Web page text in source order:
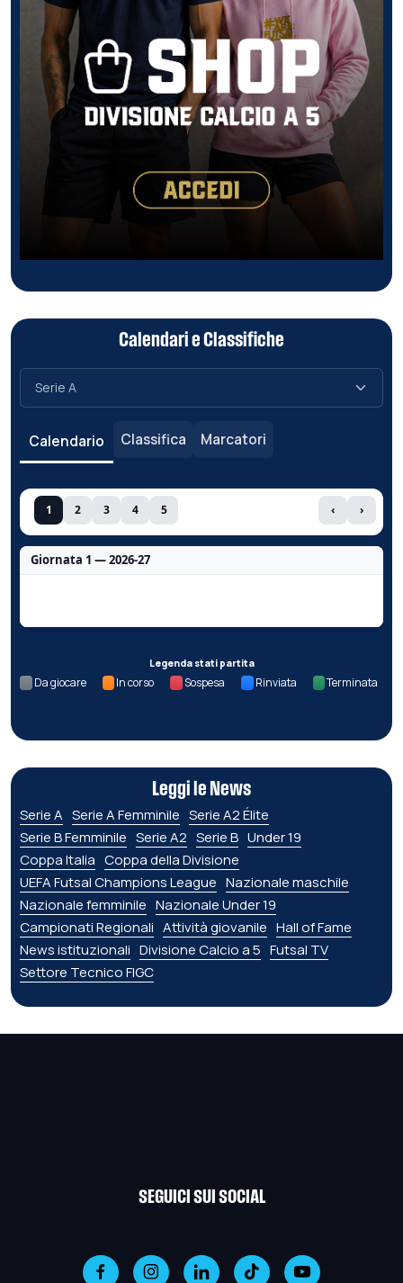
Calendari e Classifiche
Calendario Classifica Marcatori
1 2 3 4 5 ‹ ›
Giornata 1 — 2026-27
Legenda stati partita
Da giocare In corso Sospesa Rinviata Terminata
Leggi le News
Serie A Serie A Femminile Serie A2 Élite
Serie B Femminile Serie A2 Serie B Under 19
Coppa Italia Coppa della Divisione
UEFA Futsal Champions League Nazionale maschile
Nazionale femminile Nazionale Under 19
Campionati Regionali Attività giovanile Hall of Fame
News istituzionali Divisione Calcio a 5 Futsal TV
Settore Tecnico FIGC
SEGUICI SUI SOCIAL